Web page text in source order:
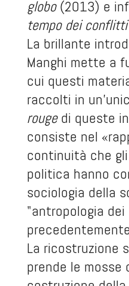
globo(2013) e
tempo dei
La brillante
Manghi mette a
cui questi
raccolti in
rougedi queste
consiste nel
continuità che
politica hanno
sociologia della
"antropologia dei
La ricostruzione
prende le mosse